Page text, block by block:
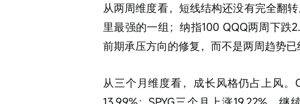
从两周维度看，短线结构还没有完全翻
里最强的一组；纳指100 QQQ两周下跌
前期承压方向的修复，而不是两周趋势已
从三个月维度看，成长风格仍占上风。